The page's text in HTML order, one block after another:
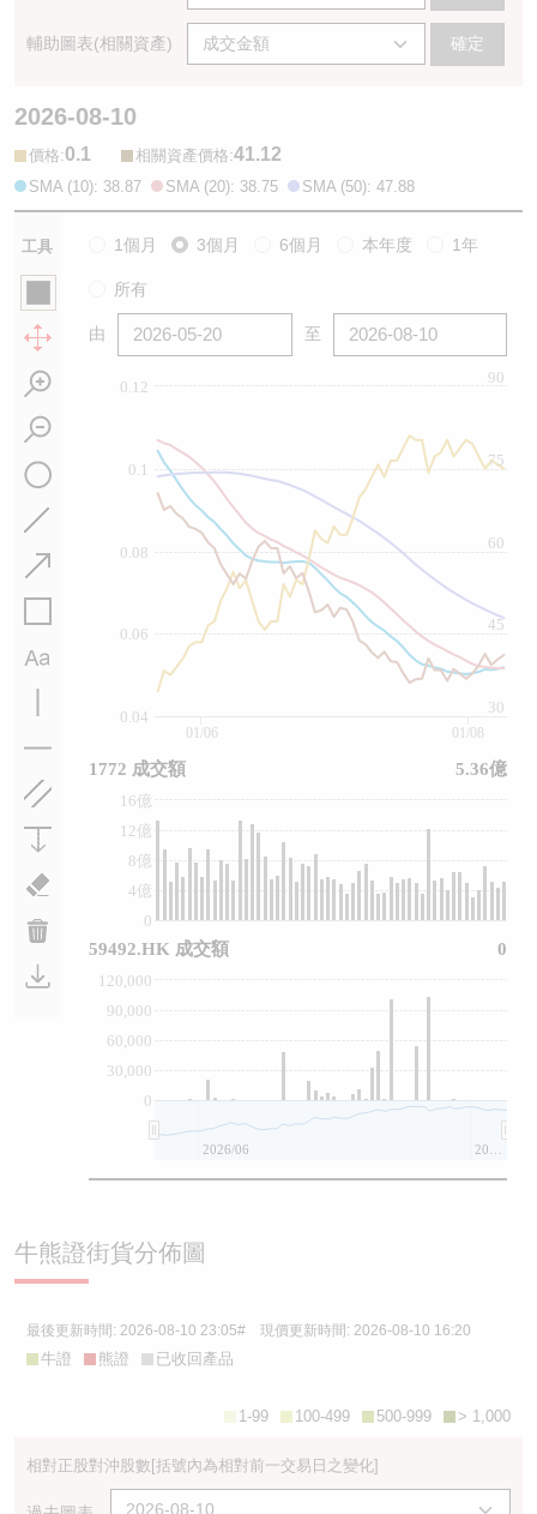
輔助圖表(相關資產) 確定
2026-08-10
價格:0.1 相關資產價格:41.12
SMA (10): 38.87 SMA (20): 38.75 SMA (50): 47.88
工具 1個月 3個月 6個月 本年度 1年
所有
由 至
0.04
0.06
0.08
0.1
0.12
30
45
60
75
90
0
4億
8億
12億
16億
0
30,000
60,000
90,000
120,000
01/06 01/08
2026/06
1772 成交額 5.36億
59492.HK 成交額 0
牛熊證街貨分佈圖
最後更新時間: 2026-08-10 23:05# 現價更新時間: 2026-08-10 16:20
牛證 熊證 已收回產品
> 1,000
500-999
100-499
1-99
相對正股對沖股數[括號內為相對前一交易日之變化]